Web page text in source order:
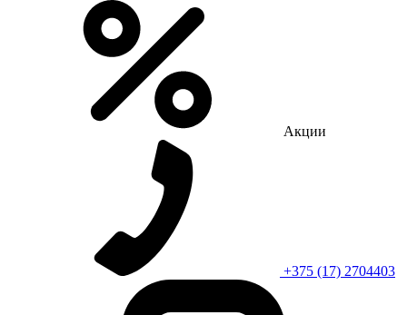
Акции
+375 (17) 2704403